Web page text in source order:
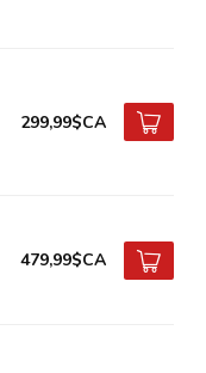
299,99$CA
479,99$CA